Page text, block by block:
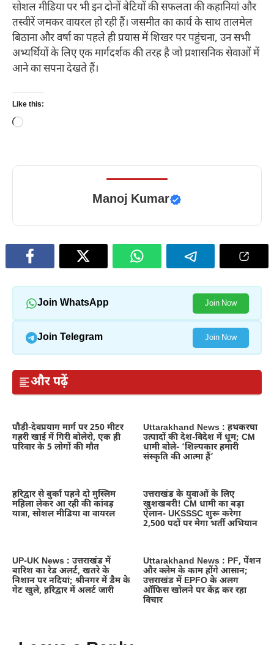
सोशल मीडिया पर भी इन दोनों बेटियों की सफलता की कहानियां और
तस्वीरें जमकर वायरल हो रही हैं। जसमीत का कार्य के साथ तालमेल
बिठाना और वर्षा का पहले ही प्रयास में शिखर पर पहुंचना, उन सभी
अभ्यर्थियों के लिए एक मार्गदर्शक की तरह है जो प्रशासनिक सेवाओं में
आने का सपना देखते हैं।
Like this:
Loading…
Manoj Kumar
Join WhatsApp Join Now
Join Telegram Join Now
और पढ़ें
पौड़ी-देवप्रयाग मार्ग पर 250 मीटर
गहरी खाई में गिरी बोलेरो, एक ही
परिवार के 5 लोगों की मौत
Uttarakhand News : हथकरघा
उत्पादों की देश-विदेश में धूम; CM
धामी बोले- ‘शिल्पकार हमारी
संस्कृति की आत्मा हैं’
हरिद्वार से बुर्का पहने दो मुस्लिम
महिला लेकर आ रही की कांवड़
यात्रा, सोशल मीडिया वा वायरल
उत्तराखंड के युवाओं के लिए
खुशखबरी! CM धामी का बड़ा
ऐलान- UKSSSC शुरू करेगा
2,500 पदों पर मेगा भर्ती अभियान
UP-UK News : उत्तराखंड में
बारिश का रेड अलर्ट, खतरे के
निशान पर नदियां; श्रीनगर में डैम के
गेट खुले, हरिद्वार में अलर्ट जारी
Uttarakhand News : PF, पेंशन
और क्लेम के काम होंगे आसान;
उत्तराखंड में EPFO के अलग
ऑफिस खोलने पर केंद्र कर रहा
विचार